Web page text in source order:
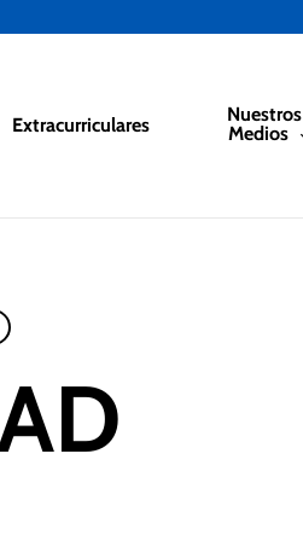
Extracurriculares
Nuestros
Medios